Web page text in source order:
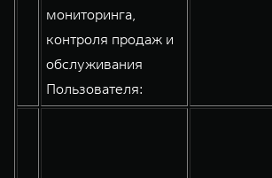
мониторинга,
контроля продаж и
обслуживания
Пользователя: